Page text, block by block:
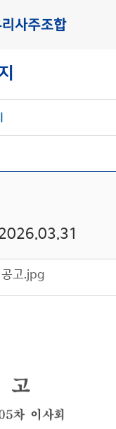
고.jpg